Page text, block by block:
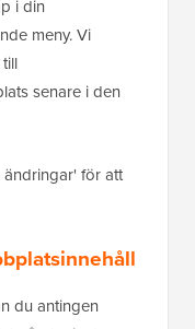
i din
meny. Vi
senare i den
för att
du antingen